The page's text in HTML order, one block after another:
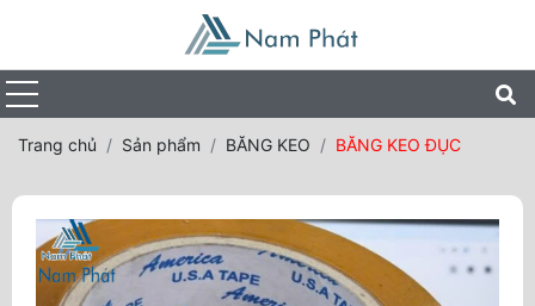
Trang chủ Sản phẩm BĂNG KEO BĂNG KEO ĐỤC